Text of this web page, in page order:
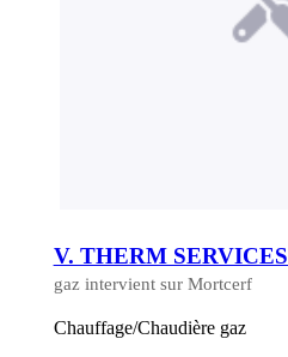
V. THERM SERVICES
gaz intervient sur Mortcerf
Chauffage/Chaudière gaz